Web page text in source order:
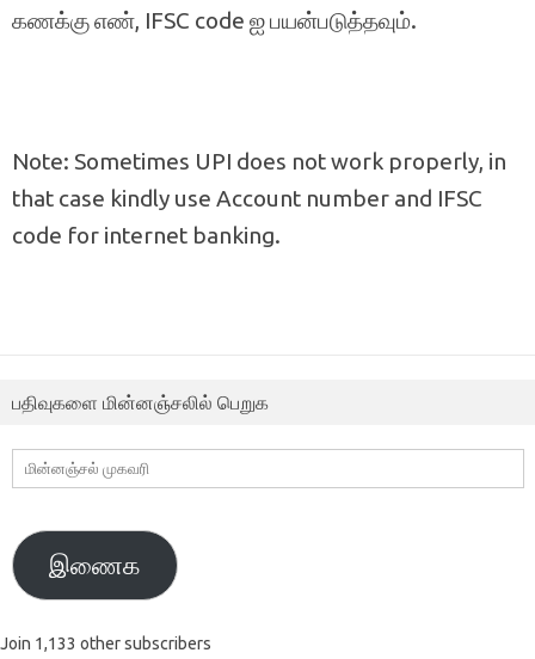
கணக்கு எண், IFSC code ஐ பயன்படுத்தவும்.
Note: Sometimes UPI does not work properly, in
that case kindly use Account number and IFSC
code for internet banking.
பதிவுகளை மின்னஞ்சலில் பெறுக
மின்னஞ்சல்
முகவரி
இணைக
Join 1,133 other subscribers